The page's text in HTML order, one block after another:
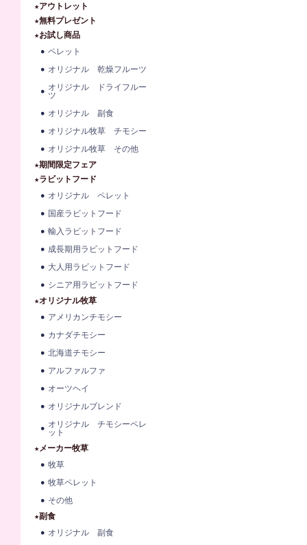
★アウトレット
★無料プレゼント
★お試し商品
ペレット
オリジナル 乾燥フルーツ
オリジナル ドライフルー
ツ
オリジナル 副食
オリジナル牧草 チモシー
オリジナル牧草 その他
★期間限定フェア
★ラビットフード
オリジナル ペレット
国産ラビットフード
輸入ラビットフード
成長期用ラビットフード
大人用ラビットフード
シニア用ラビットフード
★オリジナル牧草
アメリカンチモシー
カナダチモシー
北海道チモシー
アルファルファ
オーツヘイ
オリジナルブレンド
オリジナル チモシーペレ
ット
★メーカー牧草
牧草
牧草ペレット
その他
★副食
オリジナル 副食